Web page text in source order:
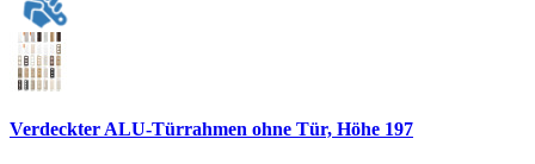
Verdeckter ALU-Türrahmen ohne Tür, Höhe 197